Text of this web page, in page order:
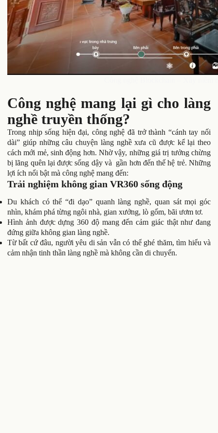
Công nghệ mang lại gì cho làng
nghề truyền thống?
Trong nhịp sống hiện đại, công nghệ đã trở thành “cánh tay nối
dài” giúp những câu chuyện làng nghề xưa cũ được kể lại theo
cách mới mẻ, sinh động hơn. Nhờ vậy, những giá trị tưởng chừng
bị lãng quên lại được sống dậy và gần hơn đến thế hệ trẻ. Những
lợi ích nổi bật mà công nghệ mang đến:
Trải nghiệm không gian VR360 sống động
Du khách có thể “đi dạo” quanh làng nghề, quan sát mọi góc
nhìn, khám phá từng ngôi nhà, gian xưởng, lò gốm, bãi ươm tơ.
Hình ảnh được dựng 360 độ mang đến cảm giác thật như đang
đứng giữa không gian làng nghề.
Từ bất cứ đâu, người yêu di sản vẫn có thể ghé thăm, tìm hiểu và
cảm nhận tinh thần làng nghề mà không cần di chuyển.